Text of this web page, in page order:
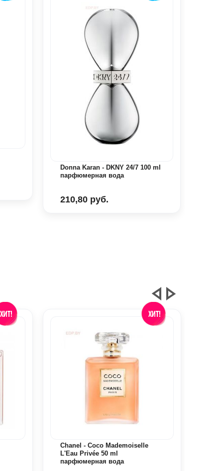
Donna Karan - DKNY 24/7 100 ml
парфюмерная вода
210,80 руб.
Chanel - Coco Mademoiselle
L'Eau Privée 50 ml
парфюмерная вода